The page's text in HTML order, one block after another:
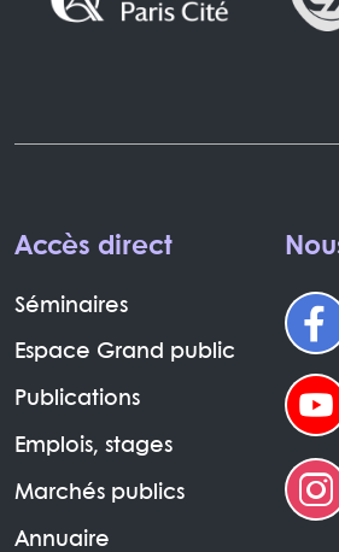
Accès direct
Séminaires
Espace Grand public
Publications
Emplois, stages
Marchés publics
Annuaire